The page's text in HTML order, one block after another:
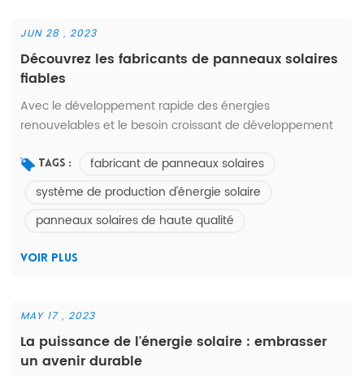
JUN 28 , 2023
Découvrez les fabricants de panneaux solaires
fiables
Avec le développement rapide des énergies
renouvelables et le besoin croissant de développement
également. En tant que composant central du système
de production d'énergie solaire, il est très important de
choisir un fabricant de panneaux solaires fiable . À quels
points doit-on faire attention lors du choix d'un fabricant
Tags :
fabricant de panneaux solaires
système de production d'énergie solaire
panneaux solaires de haute qualité
VOIR PLUS
MAY 17 , 2023
La puissance de l'énergie solaire : embrasser
un avenir durable